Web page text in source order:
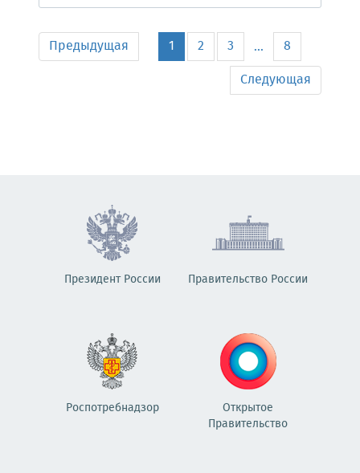
Предыдущая 1 2 3 ...
8
Следующая
Президент России Правительство России
Роспотребнадзор
Открытое
Правительство